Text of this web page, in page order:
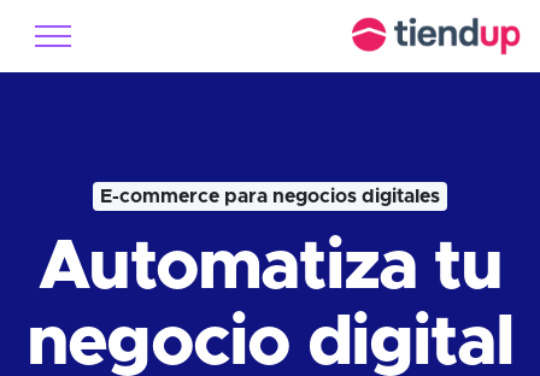
E-commerce para negocios digitales
Automatiza tu
negocio digital